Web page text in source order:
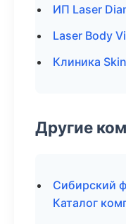
ИП Laser
Laser Body
Клиника
Другие
Сибирский
Каталог